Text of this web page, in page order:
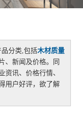
品分类,包括木材质量
、新闻及价格。同
资讯、价格行情、
用户好评，欲了解